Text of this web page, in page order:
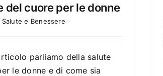
del cuore per le donne
Salute e Benessere
parliamo della salute
le donne e di come sia